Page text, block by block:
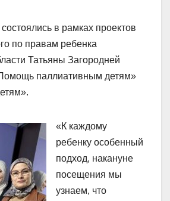
в рамках проектов
по правам ребенка
Татьяны Загородней
паллиативным детям»
«К каждому
ребенку особенный
подход, накануне
посещения мы
узнаем, что